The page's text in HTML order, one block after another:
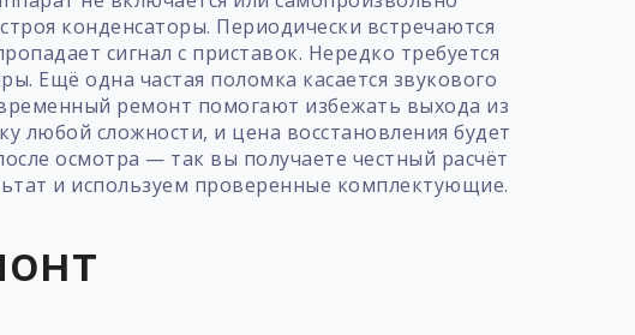
конденсаторы. Периодически встречаются
сигнал с приставок. Нередко требуется
Ещё одна частая поломка касается звукового
ремонт помогают избежать выхода из
любой сложности, и цена восстановления будет
осмотра — так вы получаете честный расчёт
и используем проверенные комплектующие.